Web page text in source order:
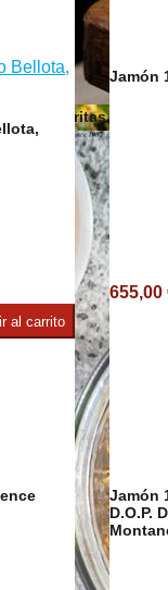
Patatas Fritas
al carrito
Jamón
655,00
Jamón
D.O.P.